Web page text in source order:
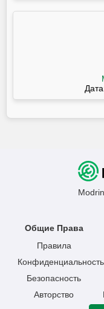
Общие Права
Правила
Конфиденциальность
Безопасность
Авторство